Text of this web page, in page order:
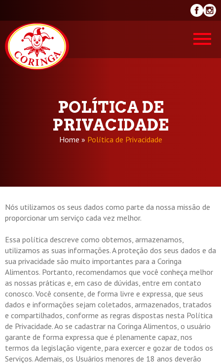
POLÍTICA DE
PRIVACIDADE
Home » Política de Privacidade
Nós utilizamos os seus dados como parte da nossa missão de
proporcionar um serviço cada vez melhor.
Essa política descreve como obtemos, armazenamos,
utilizamos as suas informações. A proteção dos seus dados e da
sua privacidade são muito importantes para a Coringa
Alimentos. Portanto, recomendamos que você conheça melhor
as nossas práticas e, em caso de dúvidas, entre em contato
conosco. Você consente, de forma livre e expressa, que seus
dados e informações sejam coletados, armazenados, tratados
e compartilhados, conforme as regras dispostas nesta Política
de Privacidade. Ao se cadastrar na Coringa Alimentos, o usuário
garante de forma expressa que é plenamente capaz, nos
termos da legislação vigente, para exercer e gozar de todos os
Serviços. Ademais, os Usuários menores de 18 anos deverão